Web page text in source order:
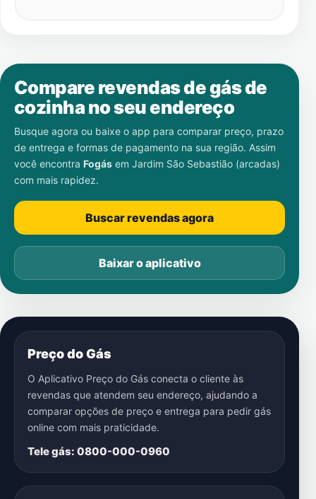
Compare revendas de gás de
cozinha no seu endereço
Busque agora ou baixe o app para comparar preço, prazo
de entrega e formas de pagamento na sua região. Assim
você encontra Fogás em Jardim São Sebastião (arcadas)
com mais rapidez.
Buscar revendas agora
Baixar o aplicativo
Preço do Gás
O Aplicativo Preço do Gás conecta o cliente às
revendas que atendem seu endereço, ajudando a
comparar opções de preço e entrega para pedir gás
online com mais praticidade.
Tele gás: 0800-000-0960